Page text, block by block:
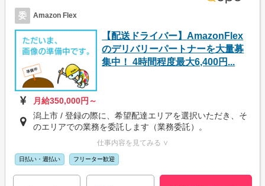
委 Amazon Flex
【配送ドライバー】AmazonFlex
のデリバリーパートナーを大量募
集中！ 4時間程度最大6,400円...
月給350,000円～
潟上市 / 登録の際に、希望配達エリアを選択いただき、そ
のエリアでの業務を委託します（業務委託）。
仕事内容を見てみる ∨
日払い・週払い フリーター歓迎